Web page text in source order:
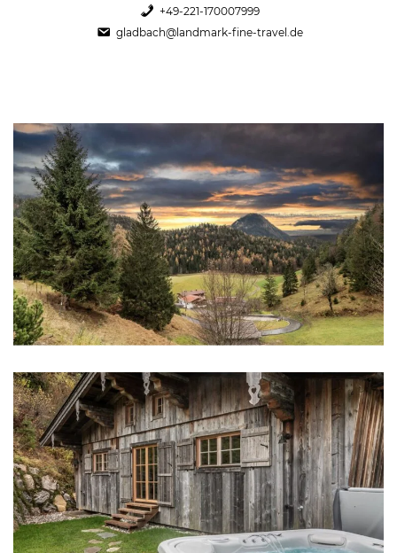
+49-221-170007999
gladbach@landmark-fine-travel.de